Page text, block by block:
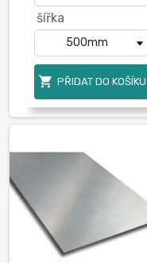
šířka
 PŘIDAT DO KOŠÍKU